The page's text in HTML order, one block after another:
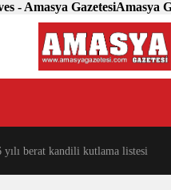
- Amasya GazetesiAmasya
yılı berat kandili kutlama listesi